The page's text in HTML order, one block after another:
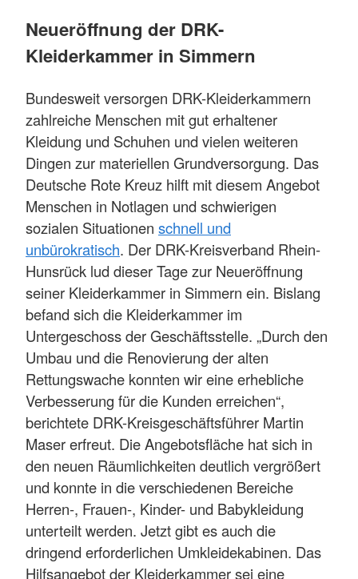
Neueröffnung der DRK-
Kleiderkammer in Simmern
Bundesweit versorgen DRK-Kleiderkammern
zahlreiche Menschen mit gut erhaltener
Kleidung und Schuhen und vielen weiteren
Dingen zur materiellen Grundversorgung. Das
Deutsche Rote Kreuz hilft mit diesem Angebot
Menschen in Notlagen und schwierigen
sozialen Situationen schnell und
unbürokratisch. Der DRK-Kreisverband Rhein-
Hunsrück lud dieser Tage zur Neueröffnung
seiner Kleiderkammer in Simmern ein. Bislang
befand sich die Kleiderkammer im
Untergeschoss der Geschäftsstelle. „Durch den
Umbau und die Renovierung der alten
Rettungswache konnten wir eine erhebliche
Verbesserung für die Kunden erreichen“,
berichtete DRK-Kreisgeschäftsführer Martin
Maser erfreut. Die Angebotsfläche hat sich in
den neuen Räumlichkeiten deutlich vergrößert
und konnte in die verschiedenen Bereiche
Herren-, Frauen-, Kinder- und Babykleidung
unterteilt werden. Jetzt gibt es auch die
dringend erforderlichen Umkleidekabinen. Das
Hilfsangebot der Kleiderkammer sei eine